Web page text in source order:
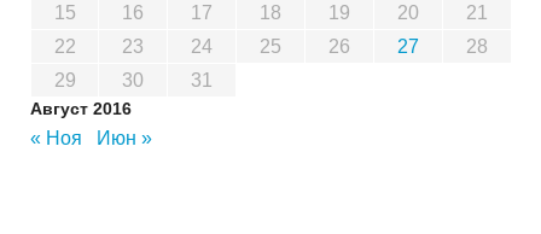
Август 2016
15
16 17 18 19 20
21
22
23 24 25 26 27
28
29
30 31
« Ноя Июн »